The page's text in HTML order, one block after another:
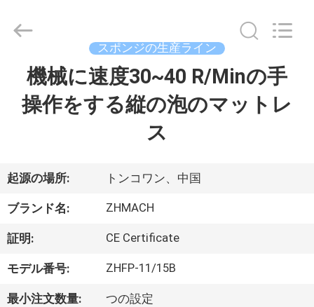
私
達
に
つ
Dongguan
Zehui
Reserved.
スポンジの生産ライン
機械に速度30~40 R/Minの手
操作をする縦の泡のマットレ
ス
起源の場所: トンコワン、中国
ブランド名: ZHMACH
証明: CE Certificate
モデル番号: ZHFP-11/15B
最小注文数量: つの設定